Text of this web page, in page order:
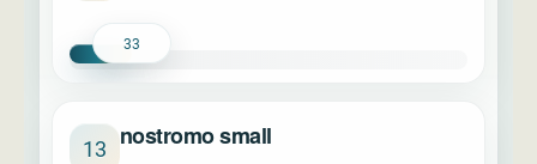
33
13 nostromo small